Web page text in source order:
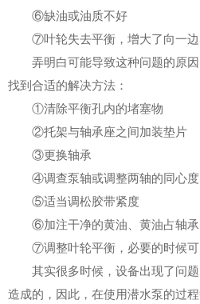
⑥缺油或油质不好
⑦叶轮失去平衡，增大了向一边
弄明白可能导致这种问题的原因
找到合适的解决方法：
①清除平衡孔内的堵塞物
②托架与轴承座之间加装垫片
③更换轴承
④调查泵轴或调整两轴的同心度
⑤适当调松胶带紧度
⑥加注干净的黄油、黄油占轴承
⑦调整叶轮平衡，必要的时候可
其实很多时候，设备出现了问题
造成的，因此，在使用潜水泵的过